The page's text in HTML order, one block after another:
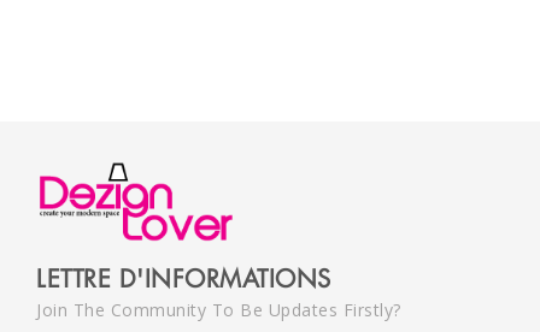
LETTRE D'INFORMATIONS
Join The Community To Be Updates Firstly?